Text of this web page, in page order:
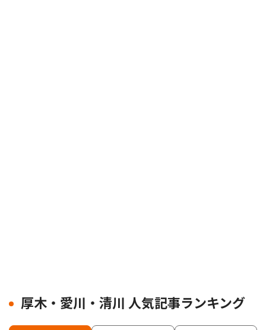
厚木・愛川・清川 人気記事ランキング